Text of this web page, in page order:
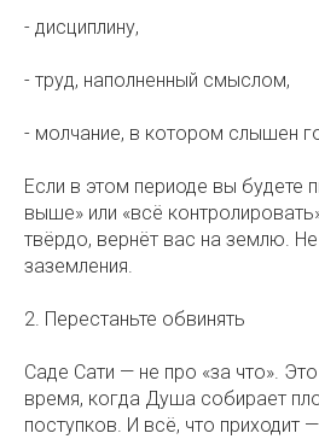
- дисциплину, ⠀
- труд, наполненный смыслом, ⠀
- молчание, в котором слышен
Если в этом периоде вы будете
выше» или «всё
твёрдо, вернёт вас на землю.
заземления. ⠀
2. Перестаньте обвинять
Саде Сати — не про «за что».
время, когда Душа собирает
поступков. И всё, что